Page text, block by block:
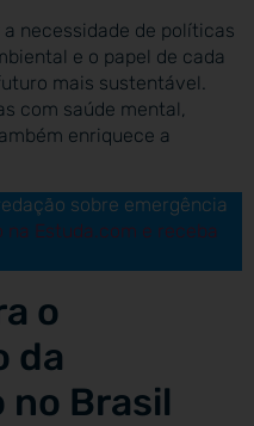
necessidade de políticas
e o papel de cada
mais sustentável.
com saúde mental,
enriquece a
sobre emergência
na Estuda.com e receba
o
da
Brasil